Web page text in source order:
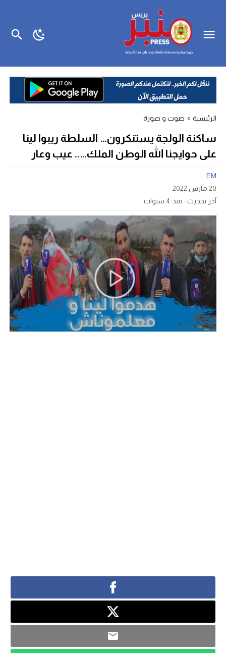
الرئيسية » صوت و صورة
ساكنة الولجة يستنكرون… السلطة ريبوا لينا
على حوايجنا الله الوطن الملك….. عيب وعار
EM
20 مارس 2022
آخر تحديث : منذ 4 سنوات